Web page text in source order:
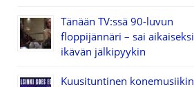
Tänään TV:ssä 90-luvun
floppijännäri – sai aikaiseksi
ikävän jälkipyykin
Kuusituntinen konemusiikin